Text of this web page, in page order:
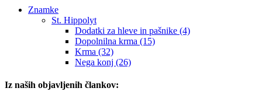
Znamke
St. Hippolyt
Dodatki za hleve in pašnike (4)
Dopolnilna krma (15)
Krma (32)
Nega konj (26)
Iz naših objavljenih člankov: